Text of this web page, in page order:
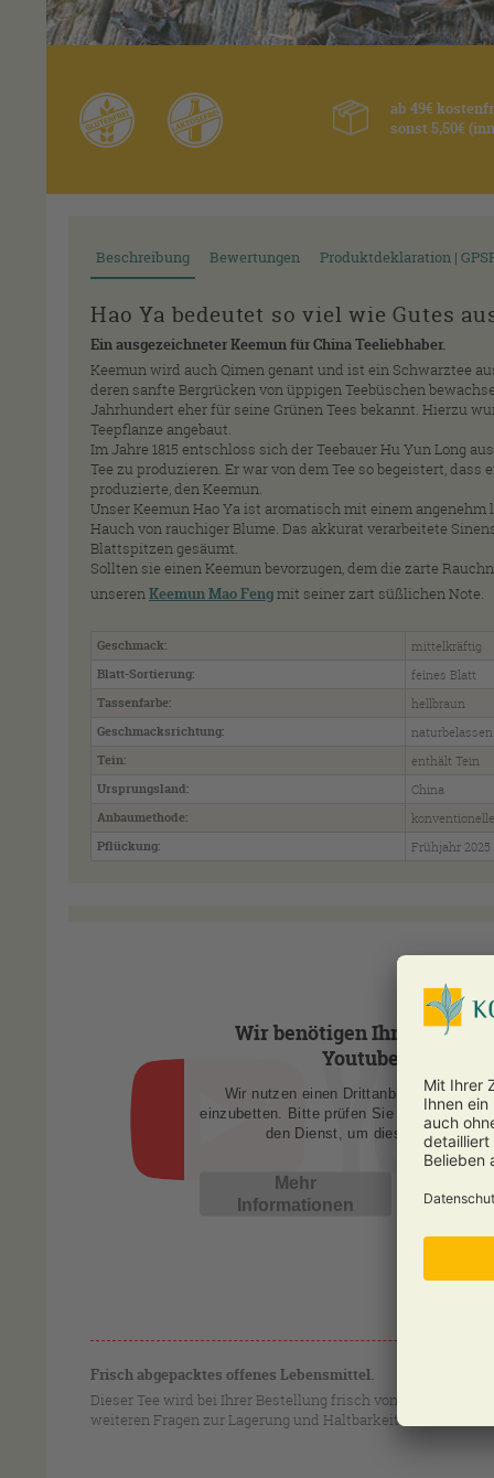
ab 49€
sonst 5,50€
Beschreibung Bewertungen Produktdeklaration |
Hao Ya bedeutet so viel wie Gutes
Ein ausgezeichneter Keemun für China Teeliebhaber.
Keemun wird auch Qimen genant und ist ein Schwarztee
deren sanfte Bergrücken von üppigen Teebüschen
Jahrhundert eher für seine Grünen Tees bekannt. Hierzu
Teepflanze angebaut.
Im Jahre 1815 entschloss sich der Teebauer Hu Yun Long
Tee zu produzieren. Er war von dem Tee so begeistert, dass
produzierte, den Keemun.
Unser Keemun Hao Ya ist aromatisch mit einem
Hauch von rauchiger Blume. Das akkurat verarbeitete
Blattspitzen gesäumt.
Sollten sie einen Keemun bevorzugen, dem die zarte
unserenKeemun Mao Fengmit seiner zart süßlichen Note.
Geschmack: mittelkräftig
Blatt-Sortierung: feines Blatt
Tassenfarbe: hellbraun
Geschmacksrichtung: naturbelassen
Tein: enthält Tein
Ursprungsland: China
Anbaumethode:
Pflückung: Frühjahr 2025
Wir benötigen Ihre
Youtube zu laden!
Wir nutzen einen Drittanbieterdienst,
einzubetten. Bitte prüfen Sie die Details
den Dienst, um dieses Video
Mehr
Informationen
Frisch abgepacktes offenes Lebensmittel.
Dieser Tee wird bei Ihrer Bestellung frisch von uns in eine
weiteren Fragen zur Lagerung und Haltbarkeit von Tee